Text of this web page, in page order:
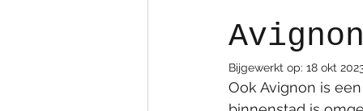
Avignon
Bijgewerkt op: 18 okt
Ook Avignon is